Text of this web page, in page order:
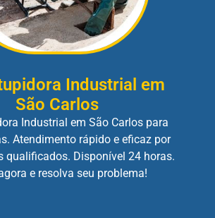
Industrial em
São Carlos
Industrial em São Carlos para
Atendimento rápido e eficaz por
qualificados. Disponível 24 horas.
e resolva seu problema!